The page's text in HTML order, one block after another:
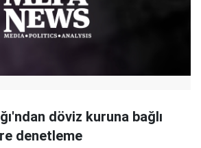
döviz kuruna bağlı
denetleme